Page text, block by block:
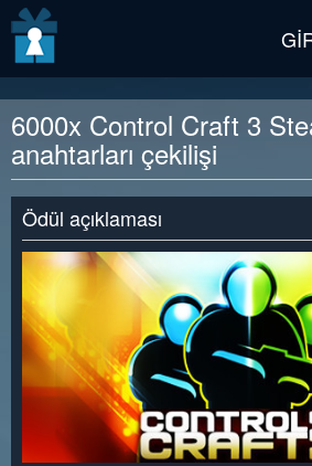
6000x Control Craft 3
anahtarları çekilişi
Ödül açıklaması